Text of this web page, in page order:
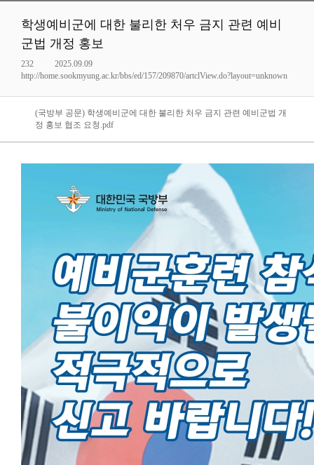
학생예비군에 대한 불리한 처우 금지 관련 예비
군법 개정 홍보
232
2025.09.09
http://home.sookmyung.ac.kr/bbs/ed/157/209870/artclView.do?layout=unknown
(국방부 공문) 학생예비군에 대한 불리한 처우 금지 관련 예비군법 개
정 홍보 협조 요청.pdf